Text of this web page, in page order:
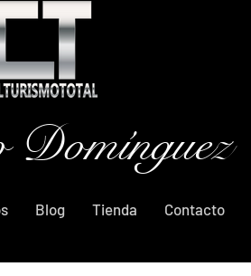
Domínguez
Blog Tienda Contacto